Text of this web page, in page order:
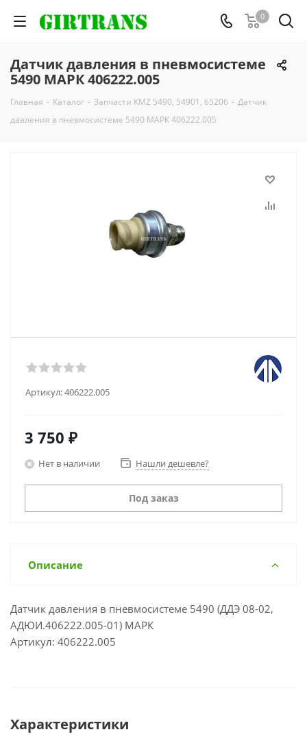
0
Датчик давления в пневмосистеме
5490 МАРК 406222.005
Главная - Каталог - Запчасти KMZ 5490, 54901, 65206 - Датчик
давления в пневмосистеме 5490 МАРК 406222.005
Артикул:406222.005
3 750 ₽
Нет в наличии Нашли дешевле?
Под заказ
Описание
Датчик давления в пневмосистеме 5490 (ДДЭ 08-02,
АДЮИ.406222.005-01) МАРК
Артикул: 406222.005
Характеристики